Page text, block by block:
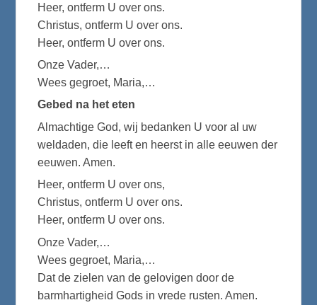
Heer, ontferm U over ons.
Christus, ontferm U over ons.
Heer, ontferm U over ons.
Onze Vader,…
Wees gegroet, Maria,…
Gebed na het eten
Almachtige God, wij bedanken U voor al uw
weldaden, die leeft en heerst in alle eeuwen der
eeuwen. Amen.
Heer, ontferm U over ons,
Christus, ontferm U over ons.
Heer, ontferm U over ons.
Onze Vader,…
Wees gegroet, Maria,…
Dat de zielen van de gelovigen door de
barmhartigheid Gods in vrede rusten. Amen.